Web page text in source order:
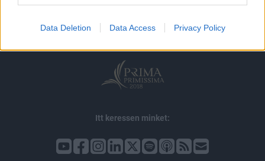
Data Deletion Data Access Privacy Policy
kommentkezelés
ÁSZF
Itt keressen minket: